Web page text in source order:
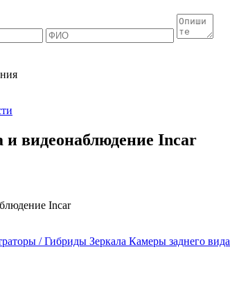
и видеонаблюдение Incar
Incar
/ Гибриды Зеркала Камеры заднего вида